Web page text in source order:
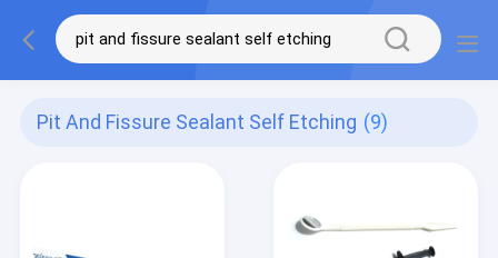
Pit And Fissure Sealant Self Etching (9)